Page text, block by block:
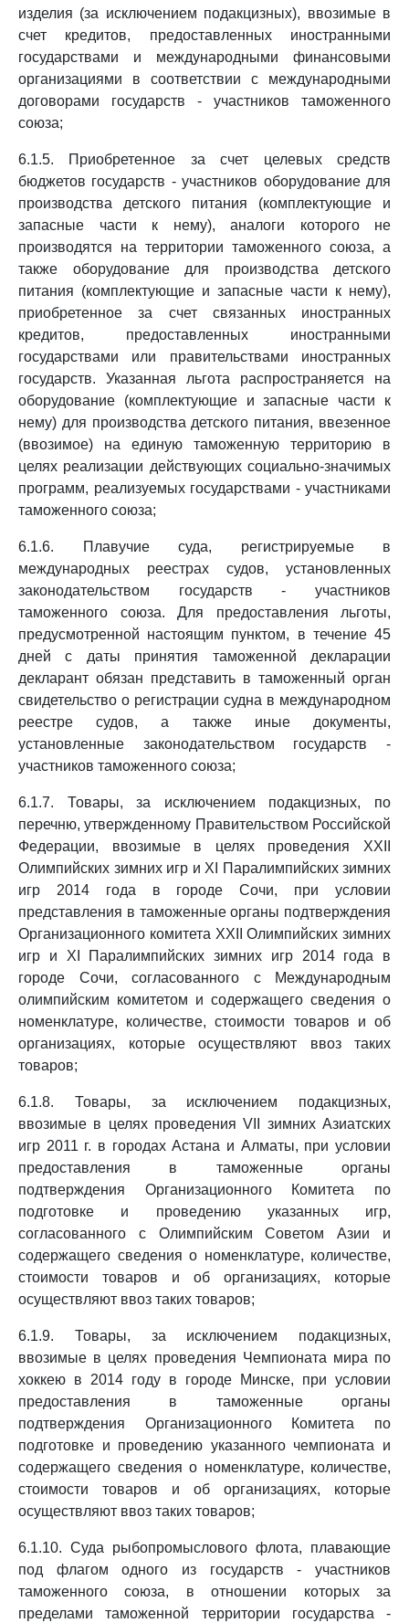
изделия (за исключением подакцизных), ввозимые в
счет кредитов, предоставленных иностранными
государствами и международными финансовыми
организациями в соответствии с международными
договорами государств - участников таможенного
союза;
6.1.5. Приобретенное за счет целевых средств
бюджетов государств - участников оборудование для
производства детского питания (комплектующие и
запасные части к нему), аналоги которого не
производятся на территории таможенного союза, а
также оборудование для производства детского
питания (комплектующие и запасные части к нему),
приобретенное за счет связанных иностранных
кредитов, предоставленных иностранными
государствами или правительствами иностранных
государств. Указанная льгота распространяется на
оборудование (комплектующие и запасные части к
нему) для производства детского питания, ввезенное
(ввозимое) на единую таможенную территорию в
целях реализации действующих социально-значимых
программ, реализуемых государствами - участниками
таможенного союза;
6.1.6. Плавучие суда, регистрируемые в
международных реестрах судов, установленных
законодательством государств - участников
таможенного союза. Для предоставления льготы,
предусмотренной настоящим пунктом, в течение 45
дней с даты принятия таможенной декларации
декларант обязан представить в таможенный орган
свидетельство о регистрации судна в международном
реестре судов, а также иные документы,
установленные законодательством государств -
участников таможенного союза;
6.1.7. Товары, за исключением подакцизных, по
перечню, утвержденному Правительством Российской
Федерации, ввозимые в целях проведения XXII
Олимпийских зимних игр и XI Паралимпийских зимних
игр 2014 года в городе Сочи, при условии
представления в таможенные органы подтверждения
Организационного комитета XXII Олимпийских зимних
игр и XI Паралимпийских зимних игр 2014 года в
городе Сочи, согласованного с Международным
олимпийским комитетом и содержащего сведения о
номенклатуре, количестве, стоимости товаров и об
организациях, которые осуществляют ввоз таких
товаров;
6.1.8. Товары, за исключением подакцизных,
ввозимые в целях проведения VII зимних Азиатских
игр 2011 г. в городах Астана и Алматы, при условии
предоставления в таможенные органы
подтверждения Организационного Комитета по
подготовке и проведению указанных игр,
согласованного с Олимпийским Советом Азии и
содержащего сведения о номенклатуре, количестве,
стоимости товаров и об организациях, которые
осуществляют ввоз таких товаров;
6.1.9. Товары, за исключением подакцизных,
ввозимые в целях проведения Чемпионата мира по
хоккею в 2014 году в городе Минске, при условии
предоставления в таможенные органы
подтверждения Организационного Комитета по
подготовке и проведению указанного чемпионата и
содержащего сведения о номенклатуре, количестве,
стоимости товаров и об организациях, которые
осуществляют ввоз таких товаров;
6.1.10. Суда рыбопромыслового флота, плавающие
под флагом одного из государств - участников
таможенного союза, в отношении которых за
пределами таможенной территории государства -